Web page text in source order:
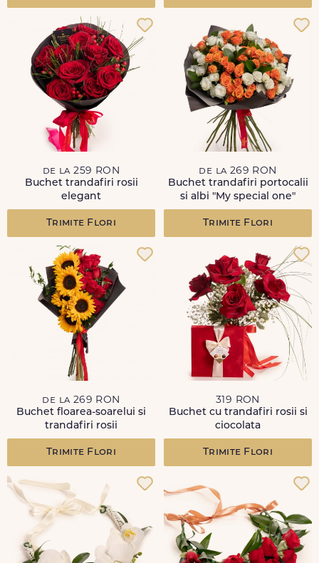
de la 259 RON
Buchet trandafiri rosii
elegant
Trimite Flori
de la 269 RON
Buchet trandafiri portocalii
si albi "My special one"
Trimite Flori
de la 269 RON
Buchet floarea-soarelui si
trandafiri rosii
Trimite Flori
319 RON
Buchet cu trandafiri rosii si
ciocolata
Trimite Flori